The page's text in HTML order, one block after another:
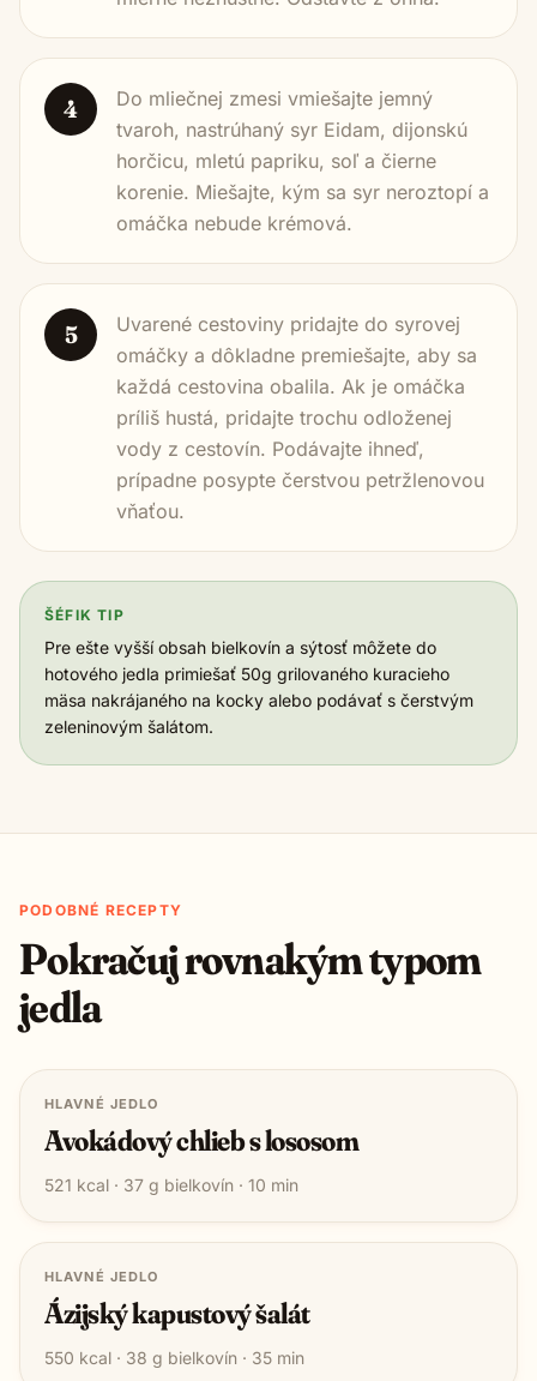
4
Do mliečnej zmesi vmiešajte jemný
tvaroh, nastrúhaný syr Eidam, dijonskú
horčicu, mletú papriku, soľ a čierne
korenie. Miešajte, kým sa syr neroztopí a
omáčka nebude krémová.
5
Uvarené cestoviny pridajte do syrovej
omáčky a dôkladne premiešajte, aby sa
každá cestovina obalila. Ak je omáčka
príliš hustá, pridajte trochu odloženej
vody z cestovín. Podávajte ihneď,
prípadne posypte čerstvou petržlenovou
vňaťou.
ŠÉFIK TIP
Pre ešte vyšší obsah bielkovín a sýtosť môžete do
hotového jedla primiešať 50g grilovaného kuracieho
mäsa nakrájaného na kocky alebo podávať s čerstvým
zeleninovým šalátom.
PODOBNÉ RECEPTY
Pokračuj rovnakým typom
jedla
HLAVNÉ JEDLO
Avokádový chlieb s lososom
521 kcal · 37 g bielkovín · 10 min
HLAVNÉ JEDLO
Ázijský kapustový šalát
550 kcal · 38 g bielkovín · 35 min